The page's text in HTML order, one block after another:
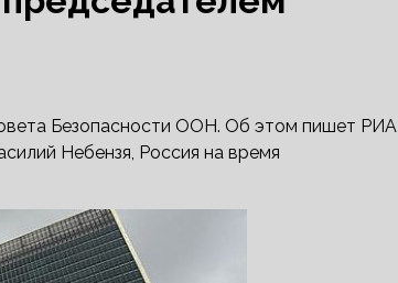
Безопасности ООН. Об этом пишет РИА
Небензя, Россия на время